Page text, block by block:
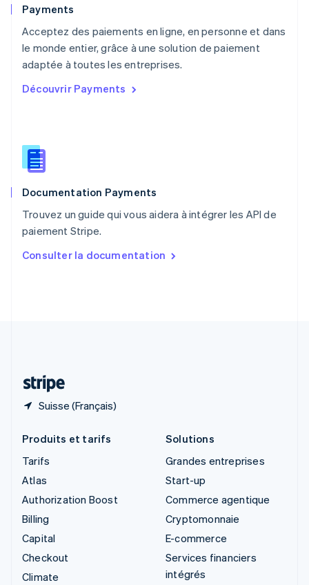
Payments
Acceptez des paiements en ligne, en personne et dans
le monde entier, grâce à une solution de paiement
adaptée à toutes les entreprises.
Découvrir Payments
Documentation Payments
Trouvez un guide qui vous aidera à intégrer les API de
paiement Stripe.
Consulter la documentation
Suisse (Français)
English
NederlandsEnglish
Pologne
English
PortuguêsEnglish
English
Roumanie
Royaume-Uni
Singapour
English 简体中文
English
Produits et tarifs
Tarifs
Atlas
Authorization Boost
Billing
Capital
Checkout
Climate
Solutions
Grandes entreprises
Start-up
Commerce agentique
Cryptomonnaie
E-commerce
Services financiers
intégrés